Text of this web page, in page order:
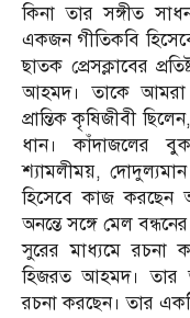
কিনা তার সঙ্গীত
একজন গীতিকবি
ছাতক প্রেসক্লাবের
আহমদ। তাকে আমরা
প্রান্তিক কৃষিজীবী
ধান। কাঁদাজলের
শ্যামলীময়, দোদুল্যমান
হিসেবে কাজ করছেন
অনন্তে সঙ্গে মেল
সুরের মাধ্যমে রচনা
হিজরত আহমদ। তার
রচনা করছেন। তার